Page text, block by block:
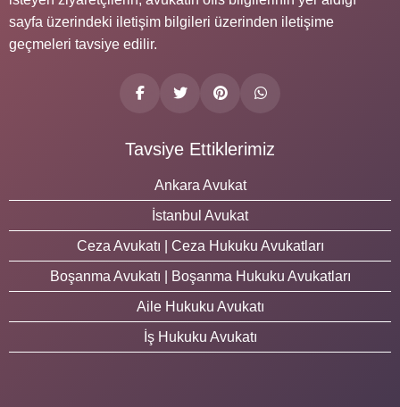
sayfa üzerindeki iletişim bilgileri üzerinden iletişime
geçmeleri tavsiye edilir.
Tavsiye Ettiklerimiz
Ankara Avukat
İstanbul Avukat
Ceza Avukatı | Ceza Hukuku Avukatları
Boşanma Avukatı | Boşanma Hukuku Avukatları
Aile Hukuku Avukatı
İş Hukuku Avukatı